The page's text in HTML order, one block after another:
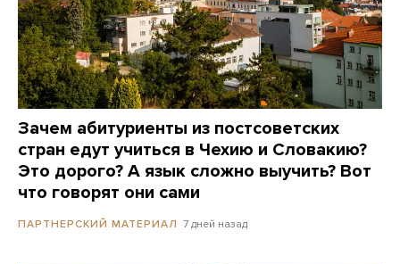
Зачем абитуриенты из постсоветских
стран едут учиться в Чехию и Словакию?
Это дорого? А язык сложно выучить? Вот
что говорят они сами
ПАРТНЕРСКИЙ МАТЕРИАЛ 7 дней назад